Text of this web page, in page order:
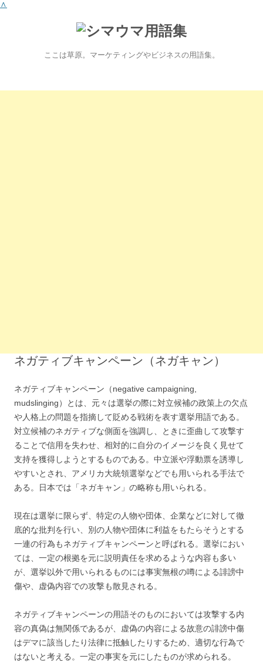
∧
ここは草原。マーケティングやビジネスの用語集。
ネガティブキャンペーン（ネガキャン）
ネガティブキャンペーン（negative campaigning,
mudslinging）とは、元々は選挙の際に対立候補の政策上の欠点
や人格上の問題を指摘して貶める戦術を表す選挙用語である。
対立候補のネガティブな側面を強調し、ときに歪曲して攻撃す
ることで信用を失わせ、相対的に自分のイメージを良く見せて
支持を獲得しようとするものである。中立派や浮動票を誘導し
やすいとされ、アメリカ大統領選挙などでも用いられる手法で
ある。日本では「ネガキャン」の略称も用いられる。
現在は選挙に限らず、特定の人物や団体、企業などに対して徹
底的な批判を行い、別の人物や団体に利益をもたらそうとする
一連の行為もネガティブキャンペーンと呼ばれる。選挙におい
ては、一定の根拠を元に説明責任を求めるような内容も多い
が、選挙以外で用いられるものには事実無根の噂による誹謗中
傷や、虚偽内容での攻撃も散見される。
ネガティブキャンペーンの用語そのものにおいては攻撃する内
容の真偽は無関係であるが、虚偽の内容による故意の誹謗中傷
はデマに該当したり法律に抵触したりするため、適切な行為で
はないと考える。一定の事実を元にしたものが求められる。